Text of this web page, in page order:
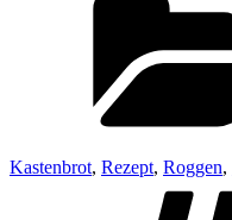
Kastenbrot, Rezept, Roggen,